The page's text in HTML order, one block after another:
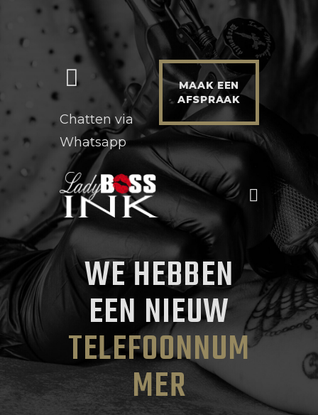
Chatten via
Whatsapp
MAAK EEN
AFSPRAAK
WE HEBBEN
EEN NIEUW
TELEFOONNUM
MER
HOME
WERKWIJZE & INFO
PRIJZEN
PORTFOLIO
NIEUWS
CONTACT